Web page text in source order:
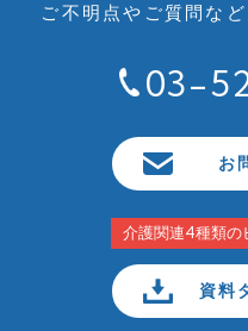
ご不明点やご質問など
03-
お
介護関連4種類の
資料